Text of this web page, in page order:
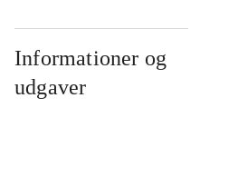
Informationer og
udgaver